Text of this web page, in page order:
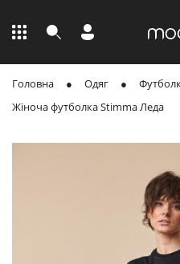
Головна Одяг
Жіноча футболка Stimma Леда